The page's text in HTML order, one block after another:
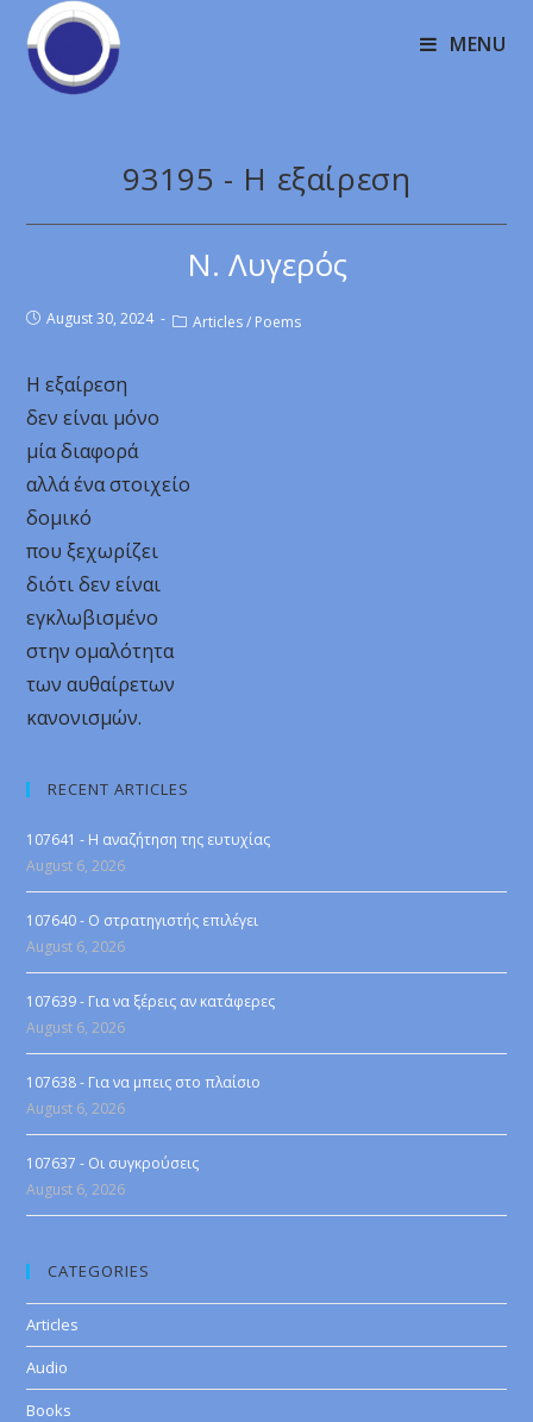
MENU
93195 - Η εξαίρεση
Ν. Λυγερός
August 30, 2024 Articles / Poems
Η εξαίρεση
δεν είναι μόνο
μία διαφορά
αλλά ένα στοιχείο
δομικό
που ξεχωρίζει
διότι δεν είναι
εγκλωβισμένο
στην ομαλότητα
των αυθαίρετων
κανονισμών.
RECENT ARTICLES
107641 - Η αναζήτηση της ευτυχίας
August 6, 2026
107640 - Ο στρατηγιστής επιλέγει
August 6, 2026
107639 - Για να ξέρεις αν κατάφερες
August 6, 2026
107638 - Για να μπεις στο πλαίσιο
August 6, 2026
107637 - Οι συγκρούσεις
August 6, 2026
CATEGORIES
Articles
Audio
Books